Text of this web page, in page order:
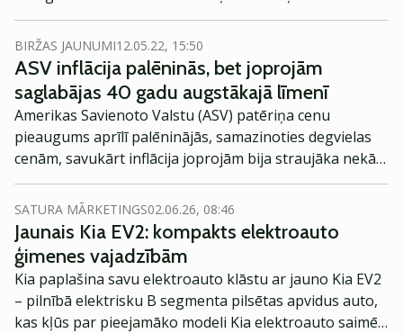
BIRŽAS JAUNUMI12.05.22, 15:50
ASV inflācija palēninās, bet joprojām
saglabājas 40 gadu augstākajā līmenī
Amerikas Savienoto Valstu (ASV) patēriņa cenu
pieaugums aprīlī palēninājās, samazinoties degvielas
cenām, savukārt inflācija joprojām bija straujāka nekā
gaidīts un saglabājas 40 gadu augstākajā līmenī.
SATURA MĀRKETINGS02.06.26, 08:46
Jaunais Kia EV2: kompakts elektroauto
ģimenes vajadzībām
Kia paplašina savu elektroauto klāstu ar jauno Kia EV2
– pilnībā elektrisku B segmenta pilsētas apvidus auto,
kas kļūs par pieejamāko modeli Kia elektroauto saimē